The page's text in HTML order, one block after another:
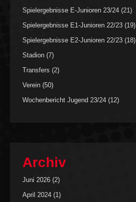
Spielergebnisse E-Junioren 23/24 (21)
Spielergebnisse E1-Junioren 22/23 (19)
Spielergebnisse E2-Junioren 22/23 (18)
Stadion (7)
Transfers (2)
Verein (50)
Wochenbericht Jugend 23/24 (12)
Archiv
Juni 2026 (2)
April 2024 (1)